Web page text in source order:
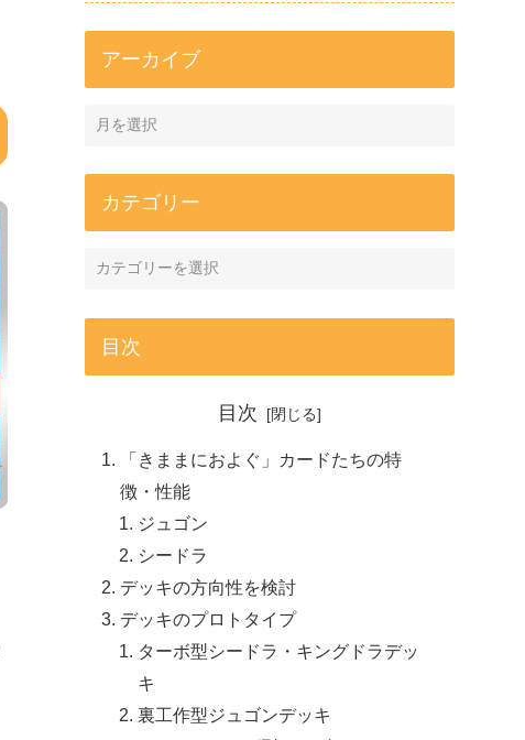
アーカイブ
カテゴリー
目次
目次
「きままにおよぐ」カードたちの特
徴・性能
ジュゴン
シードラ
デッキの方向性を検討
デッキのプロトタイプ
ターボ型シードラ・キングドラデッ
キ
裏工作型ジュゴンデッキ